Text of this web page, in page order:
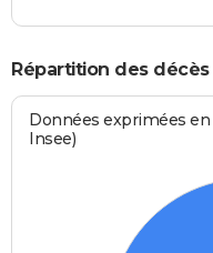
Répartition des décès
Données exprimées
Insee)